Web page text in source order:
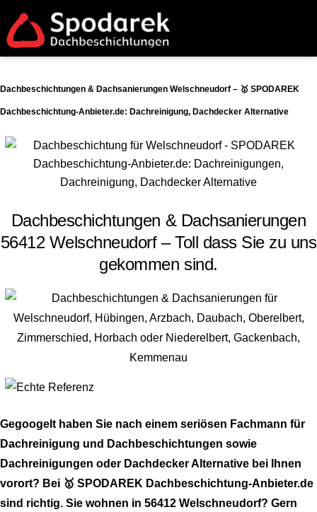
Dachbeschichtungen & Dachsanierungen Welschneudorf – 🥇 SPODAREK
Dachbeschichtung-Anbieter.de: Dachreinigung, Dachdecker Alternative
Dachbeschichtungen & Dachsanierungen
56412 Welschneudorf – Toll dass Sie zu uns
gekommen sind.
Gegoogelt haben Sie nach einem seriösen Fachmann für
Dachreinigung und Dachbeschichtungen sowie
Dachreinigungen oder Dachdecker Alternative bei Ihnen
vorort? Bei 🥇 SPODAREK Dachbeschichtung-Anbieter.de
sind richtig. Sie wohnen in 56412 Welschneudorf? Gern